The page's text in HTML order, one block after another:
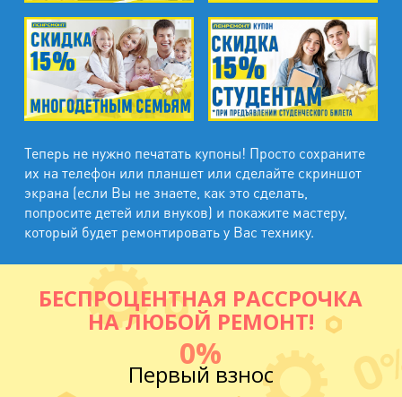
Теперь не нужно печатать купоны! Просто сохраните
их на телефон или планшет или сделайте скриншот
экрана (если Вы не знаете, как это сделать,
попросите детей или внуков) и покажите мастеру,
который будет ремонтировать у Вас технику.
БЕСПРОЦЕНТНАЯ РАССРОЧКА
НА ЛЮБОЙ РЕМОНТ!
0%
Первый взнос